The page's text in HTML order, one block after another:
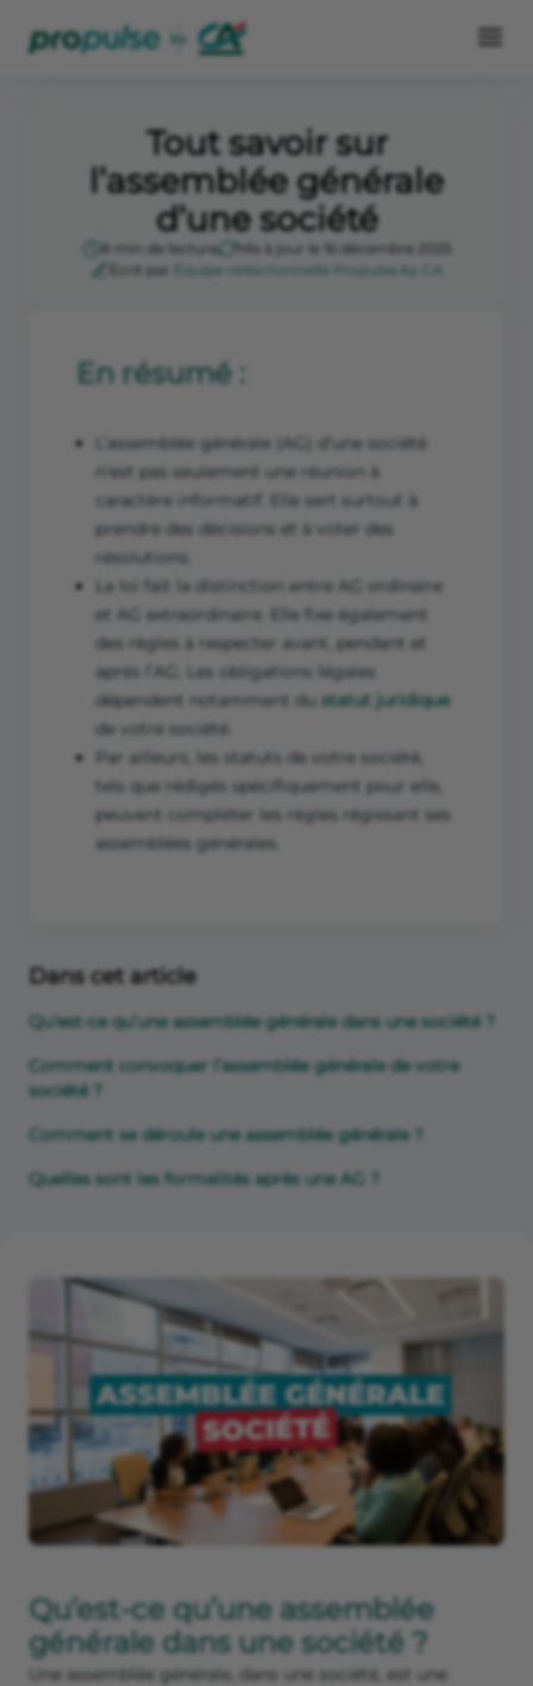
Tout savoir sur
l’assemblée générale
d’une société
8 min de lecture
Mis à jour le 16 décembre 2025
Écrit par
Équipe rédactionnelle Propulse by CA
En résumé :
L’assemblée générale (AG) d’une société
n’est pas seulement une réunion à
caractère informatif. Elle sert surtout à
prendre des décisions et à voter des
résolutions.
La loi fait la distinction entre AG ordinaire
et AG extraordinaire. Elle fixe également
des règles à respecter avant, pendant et
après l’AG. Les obligations légales
dépendent notamment du statut juridique
de votre société.
Par ailleurs, les statuts de votre société,
tels que rédigés spécifiquement pour elle,
peuvent compléter les règles régissant ses
assemblées générales.
Dans cet article
Qu’est-ce qu’une assemblée générale dans une société ?
Comment convoquer l’assemblée générale de votre
société ?
Comment se déroule une assemblée générale ?
Quelles sont les formalités après une AG ?
Qu’est-ce qu’une assemblée
générale dans une société ?
Une assemblée générale, dans une société, est une